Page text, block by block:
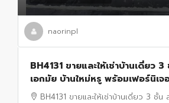
naorinpl
BH4131 ขายและให้เช่าบ้านเดี่ยว
เอกมัย บ้านใหม่หรู พร้อมเฟอร์นิเจ
เอกมัย
BH4131 ขายและให้เช่าบ้านเดี่ยว 3 ชั้